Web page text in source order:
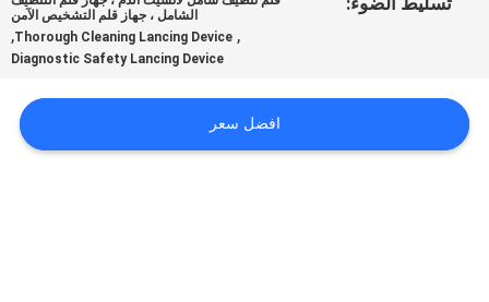
المعمل
الجودة
الشامل ، جهاز قلم التشخيص الآمن
,
Thorough Cleaning Lancing Device
,
Diagnostic Safety Lancing Device
افضل سعر